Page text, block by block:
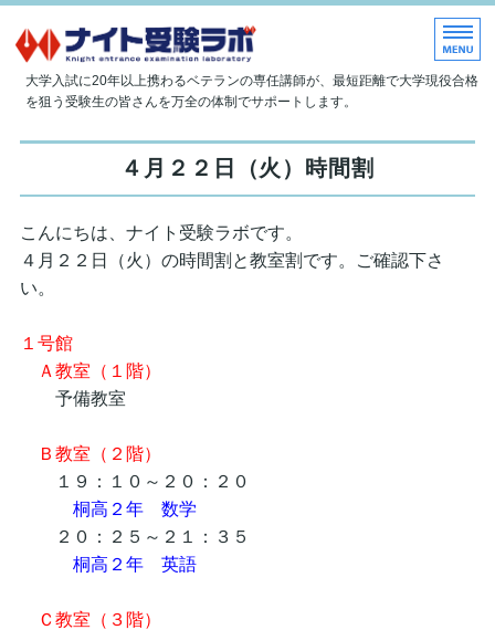
大学現役合格指導塾 ナイト
大学入試に20年以上携わるベテランの専任講師が、最短距離で大学現役合格
を狙う受験生の皆さんを万全の体制でサポートします。
ホーム
授業内容
入塾のご案内
４月２２日（火）時間割
こんにちは、ナイト受験ラボです。
４月２２日（火）の時間割と教室割です。ご確認下さ
い。
１号館
Ａ教室（１階）
予備教室
Ｂ教室（２階）
１９：１０～２０：２０
桐高２年 数学
２０：２５～２１：３５
桐高２年 英語
Ｃ教室（３階）